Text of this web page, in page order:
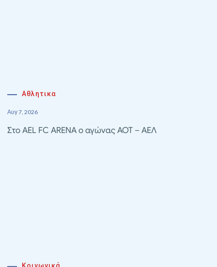
Αθλητικα
Αυγ 7, 2026
Στο AEL FC ARENA ο αγώνας ΑΟΤ – ΑΕΛ